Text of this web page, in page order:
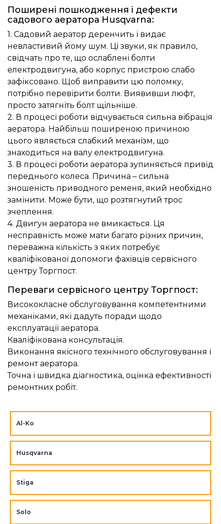
Поширені пошкодження і дефекти
садового аератора Husqvarna:
1. Садовий аератор деренчить і видає
невластивий йому шум. Ці звуки, як правило,
свідчать про те, що ослаблені болти
електродвигуна, або корпус пристрою слабо
зафіксовано. Щоб виправити цю поломку,
потрібно перевірити болти. Виявивши люфт,
просто затягніть болт щільніше.
2. В процесі роботи відчувається сильна вібрація
аератора. Найбільш поширеною причиною
цього являється слабкий механізм, що
знаходиться на валу електродвигуна.
3. В процесі роботи аератора зупиняється привід
переднього колеса. Причина – сильна
зношеність приводного ременя, який необхідно
замінити. Може бути, що розтягнутий трос
зчеплення.
4. Двигун аератора не вмикається. Ця
несправність може мати багато різних причин,
переважна кількість з яких потребує
кваліфікованої допомоги фахівців сервісного
центру Торгпост.
Переваги сервісного центру Торгпост:
Висококласне обслуговування компетентними
механіками, які дадуть поради щодо
експлуатації аератора.
Кваліфікована консультація.
Виконання якісного технічного обслуговування і
ремонт аератора.
Точна і швидка діагностика, оцінка ефективності
ремонтних робіт.
Al-Ko
Husqvarna
Stiga
Solo